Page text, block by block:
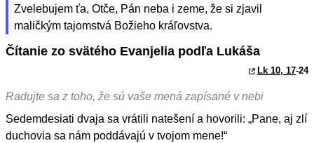
Zvelebujem ťa, Otče, Pán neba i zeme, že si zjavil
maličkým tajomstvá Božieho kráľovstva.
Čítanie zo svätého Evanjelia podľa Lukáša
Lk 10, 17-24
Radujte sa z toho, že sú vaše mená zapísané v nebi
Sedemdesiati dvaja sa vrátili natešení a hovorili: „Pane, aj zlí
duchovia sa nám poddávajú v tvojom mene!“